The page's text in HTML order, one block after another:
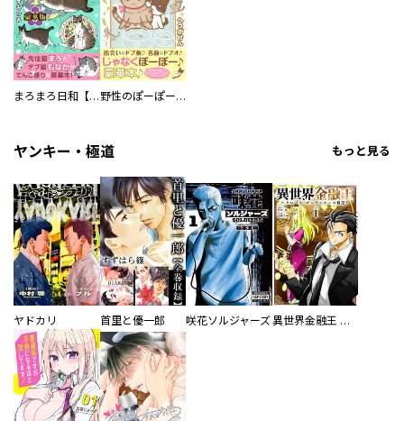
まろまろ日和【豪華版】 野性のぽーぽー【豪華版】
ヤンキー・極道 もっと見る
ヤドカリ 首里と優一郎 咲花ソルジャーズ 異世界金融王 ～クローネ・ゴルディオンの覇道～